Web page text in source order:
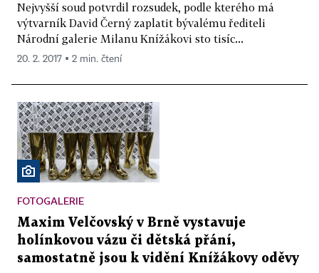
Nejvyšší soud potvrdil rozsudek, podle kterého má
výtvarník David Černý zaplatit bývalému řediteli
Národní galerie Milanu Knížákovi sto tisíc...
20. 2. 2017 ▪ 2 min. čtení
FOTOGALERIE
Maxim Velčovský v Brně vystavuje
holínkovou vázu či dětská přání,
samostatně jsou k vidění Knížákovy oděvy